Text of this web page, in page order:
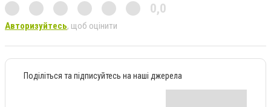
0,0
Авторизуйтесь, щоб оцінити
Поділіться та підписуйтесь на наші джерела